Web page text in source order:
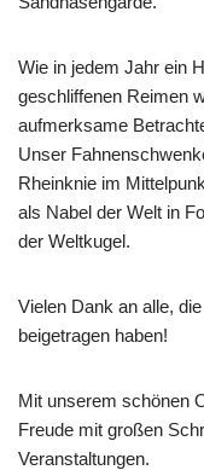
Wie in jedem Jahr ein
geschliffenen Reimen
aufmerksame
Unser
Rheinknie im
als Nabel der Welt in
der Weltkugel.
Vielen Dank an alle,
beigetragen haben!
Mit unserem schönen
Freude mit großen
Veranstaltungen.